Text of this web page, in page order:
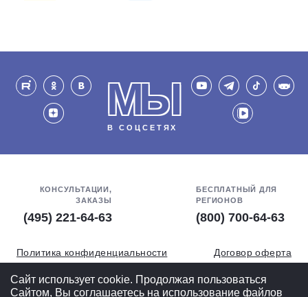
МЫ
В СОЦСЕТЯХ
КОНСУЛЬТАЦИИ,
ЗАКАЗЫ
(495) 221-64-63
БЕСПЛАТНЫЙ ДЛЯ
РЕГИОНОВ
(800) 700-64-63
Политика конфиденциальности
Договор оферта
Обработка персональных данных
СОУТ
Сайт использует cookie. Продолжая пользоваться
Сайтом, Вы соглашаетесь на использование файлов